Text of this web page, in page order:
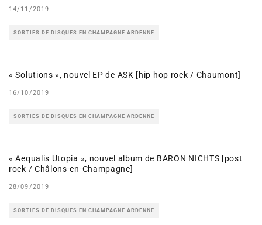
14/11/2019
SORTIES DE DISQUES EN CHAMPAGNE ARDENNE
« Solutions », nouvel EP de ASK [hip hop rock / Chaumont]
16/10/2019
SORTIES DE DISQUES EN CHAMPAGNE ARDENNE
« Aequalis Utopia », nouvel album de BARON NICHTS [post
rock / Châlons-en-Champagne]
28/09/2019
SORTIES DE DISQUES EN CHAMPAGNE ARDENNE